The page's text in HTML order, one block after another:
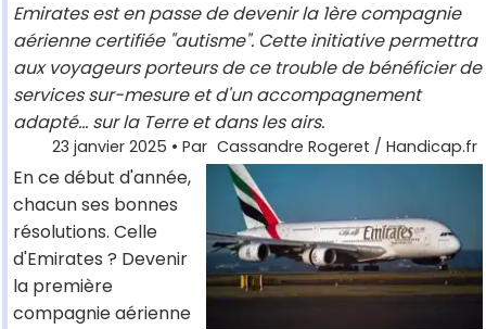
Emirates est en passe de devenir la 1ère compagnie
aérienne certifiée "autisme". Cette initiative permettra
aux voyageurs porteurs de ce trouble de bénéficier de
services sur-mesure et d'un accompagnement
adapté... sur la Terre et dans les airs.
23 janvier 2025 • Par Cassandre Rogeret / Handicap.fr
En ce début d'année,
chacun ses bonnes
résolutions. Celle
d'Emirates ? Devenir
la première
compagnie aérienne